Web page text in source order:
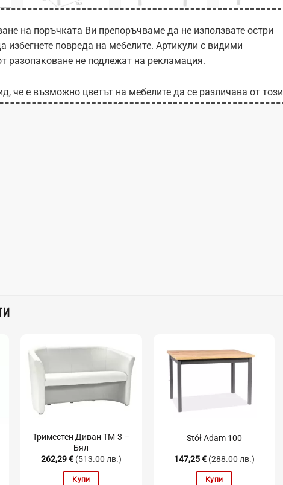
на поръчката Ви препоръчваме да не използвате остри
избегнете повреда на мебелите. Артикули с видими
разопаковане не подлежат на рекламация.
че е възможно цветът на мебелите да се различава от този
в зависимост от настройките на монитора.
Триместен Диван TM-3 –
Бял
262,29€ (513.00 лв.)
Купи
Stół Adam 100
147,25€ (288.00 лв.)
Купи